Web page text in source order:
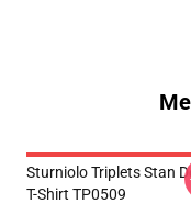
Sturniolo Triplets Stan
T-Shirt TP0509